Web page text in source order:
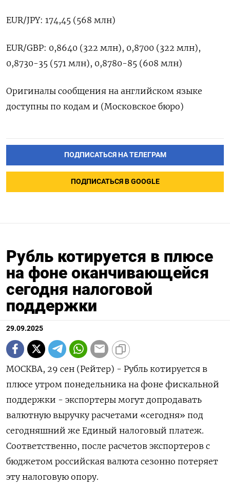
EUR/JPY: 174,45 (568 млн)
EUR/GBP: 0,8640 (322 млн), 0,8700 (322 млн),
0,8730-35 (571 млн), 0,8780-85 (608 млн)
Оригиналы сообщения на английском языке
доступны по кодам и (Московское бюро)
ПОДПИСАТЬСЯ НА ТЕЛЕГРАМ
ПОДПИСАТЬСЯ В GOOGLE
Рубль котируется в плюсе
на фоне оканчивающейся
сегодня налоговой
поддержки
29.09.2025
МОСКВА, 29 сен (Рейтер) - Рубль котируется в
плюсе утром понедельника на фоне фискальной
поддержки - экспортеры могут допродавать
валютную выручку расчетами «сегодня» под
сегодняшний же Единый налоговый платеж.
Соответственно, после расчетов экспортеров с
бюджетом российская валюта сезонно потеряет
эту налоговую опору.